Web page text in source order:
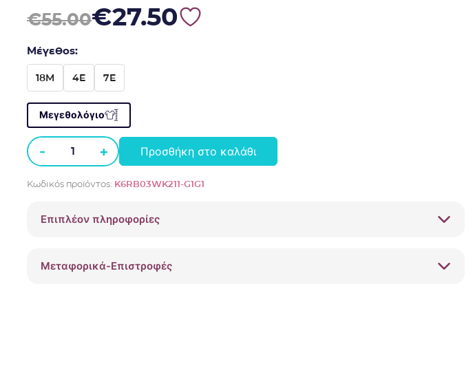
€55.00
Original price was: €55.00.
€27.50
Η τρέχουσα τιμή είναι: €27.50.
Μέγεθος:
18M 4E 7E
Μεγεθολόγιο
-
Παντελόνι
oversized
K6RB03WK211
+ Προσθήκη στο καλάθι
Κωδικός προϊόντος: K6RB03WK211-G1G1
Επιπλέον πληροφορίες
Μεταφορικά-Επιστροφές